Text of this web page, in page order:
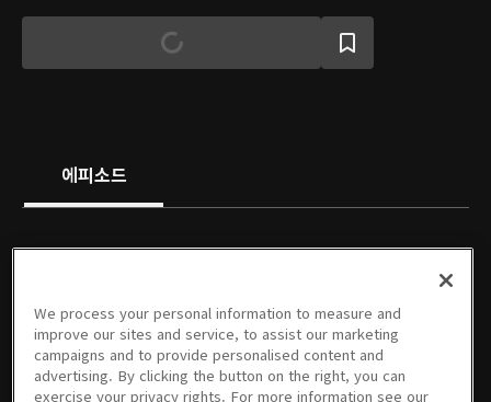
에피소드
01회
24분
02회
23분
03회
24분
04회
23분
05회
23분
We process your personal information to measure and
improve our sites and service, to assist our marketing
campaigns and to provide personalised content and
advertising. By clicking the button on the right, you can
exercise your privacy rights. For more information see our